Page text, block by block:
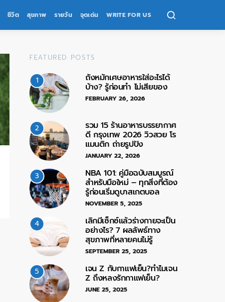
ชีวิต สุขภาพ รายวัน จุดเด่น WRITE FOR US
FEATURED POSTS
1 ถังหมักเศษอาหารใส่อะไรได้
บ้าง? รู้ก่อนทำ ไม่เสียของ
FEBRUARY 26, 2026
2 รวม 15 ร้านอาหารบรรยากาศ
ดี กรุงเทพ 2026 วิวสวย โร
แมนติก ถ่ายรูปปัง
JANUARY 22, 2026
3 NBA 101: คู่มือฉบับสมบูรณ์
สำหรับมือใหม่ – ทุกสิ่งที่ต้อง
รู้ก่อนเริ่มดูบาสเกตบอล
NOVEMBER 5, 2025
4 เลิกมีเซ็กซ์แล้วร่างกายจะเป็น
อย่างไร? 7 ผลลัพธ์ทาง
สุขภาพที่หลายคนไม่รู้
SEPTEMBER 25, 2025
5 เจน Z กับกาแฟเย็น?ทำไมเจน
Z ถึงหลงรักกาแฟเย็น?
JUNE 25, 2025